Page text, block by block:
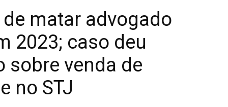
matar advogado
2023; caso deu
sobre venda de
no STJ